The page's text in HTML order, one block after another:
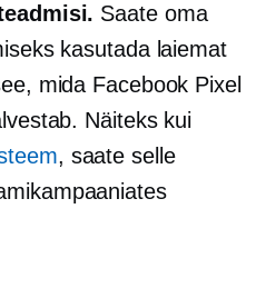
Saate oma
kasutada laiemat
mida Facebook Pixel
Näiteks kui
, saate selle